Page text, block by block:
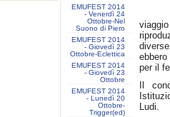
EMUFEST 2014
- Venerdì 24
Ottobre-Nel
Suono di Piero
EMUFEST 2014
- Giovedì 23
Ottobre-Eclettica
EMUFEST 2014
- Giovedì 23
Ottobre
EMUFEST 2014
- Lunedì 20
Ottobre-
Trigger(ed)
per il
Il
Ludi.